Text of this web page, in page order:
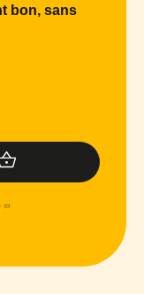
bon, sans